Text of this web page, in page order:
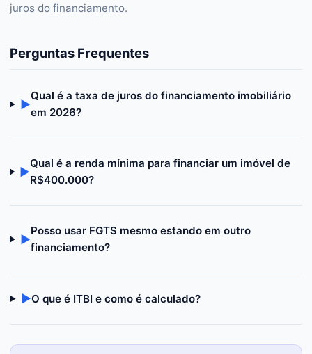
juros do financiamento.
Perguntas Frequentes
▶
Qual é a taxa de juros do financiamento imobiliário
em 2026?
▶
Qual é a renda mínima para financiar um imóvel de
R$400.000?
▶
Posso usar FGTS mesmo estando em outro
financiamento?
▶O que é ITBI e como é calculado?